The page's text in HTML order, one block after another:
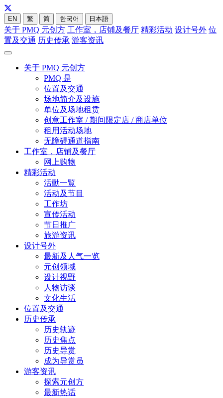
EN 繁 简 한국어 日本語
关于 PMQ 元创方 工作室，店铺及餐厅 精彩活动 设计号外 位
置及交通 历史传承 游客资讯
关于 PMQ 元创方
PMQ 是
位置及交通
场地简介及设施
单位及场地租赁
创意工作室 / 期间限定店 / 商店单位
租用活动场地
无障碍通道指南
工作室，店铺及餐厅
网上购物
精彩活动
活動一覧
活动及节目
工作坊
宣传活动
节日推广
旅游资讯
设计号外
最新及人气一览
元创领域
设计视野
人物访谈
文化生活
位置及交通
历史传承
历史轨迹
历史焦点
历史导赏
成为导赏员
游客资讯
探索元创方
最新热话